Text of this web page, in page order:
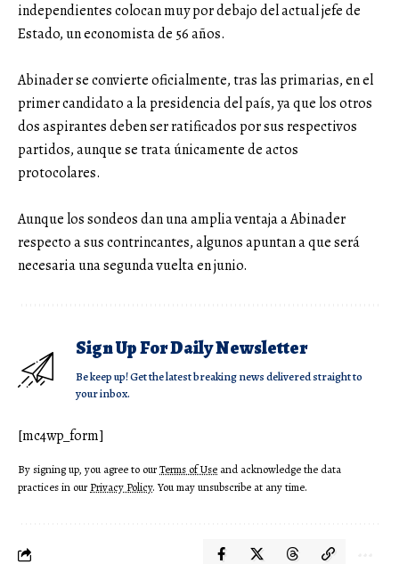
independientes colocan muy por debajo del actual jefe de
Estado, un economista de 56 años.
Abinader se convierte oficialmente, tras las primarias, en el
primer candidato a la presidencia del país, ya que los otros
dos aspirantes deben ser ratificados por sus respectivos
partidos, aunque se trata únicamente de actos
protocolares.
Aunque los sondeos dan una amplia ventaja a Abinader
respecto a sus contrincantes, algunos apuntan a que será
necesaria una segunda vuelta en junio.
Sign Up For Daily Newsletter
Be keep up! Get the latest breaking news delivered straight to
your inbox.
[mc4wp_form]
By signing up, you agree to ourTerms of Use and acknowledge the data
practices in ourPrivacy Policy. You may unsubscribe at any time.